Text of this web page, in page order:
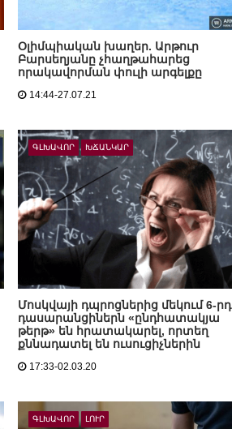
Օլիմպիական խաղեր. Արթուր
Բարսեղյանը չհաղթահարեց
որակավորման փուլի արգելքը
14:44-27.07.21
ԳԼԽԱՎՈՐ ԽՃԱՆԿԱՐ
Մոսկվայի դպրոցներից մեկում 6-րդ
դասարանցիներն «ընդհատակյա
թերթ» են հրատակարել, որտեղ
քննադատել են ուսուցիչներին
17:33-02.03.20
ԳԼԽԱՎՈՐ ԼՈՒՐ